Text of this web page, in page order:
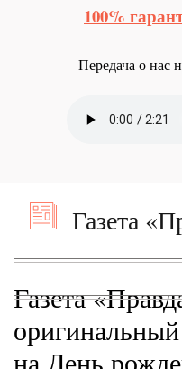
100%
Передача о нас
Газета
Газета